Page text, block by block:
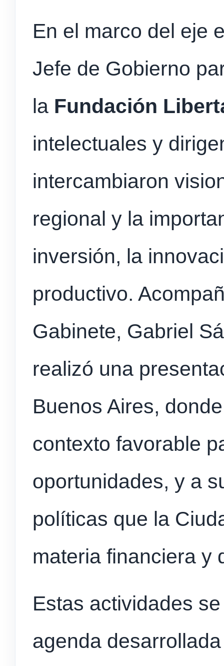
En el marco del eje
Jefe de Gobierno
la Fundación
intelectuales y
intercambiaron
regional y la
inversión, la
productivo.
Gabinete, Gabriel
realizó una
Buenos Aires,
contexto favorable
oportunidades, y a
políticas que la
materia financiera
Estas actividades
agenda